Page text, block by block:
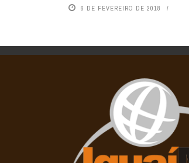
6 DE FEVEREIRO DE 2018